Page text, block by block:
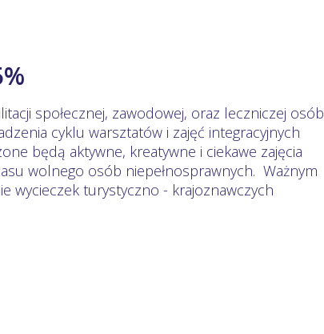
społecznej, zawodowej, oraz leczniczej osób
cyklu warsztatów i zajęć integracyjnych
będą aktywne, kreatywne i ciekawe zajęcia
wolnego osób niepełnosprawnych. Ważnym
wycieczek turystyczno - krajoznawczych